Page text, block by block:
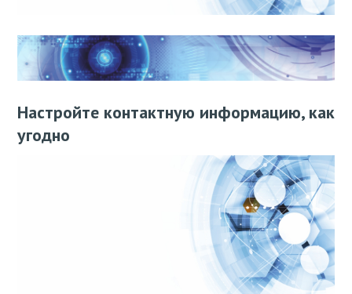
Настройте контактную информацию, как
угодно